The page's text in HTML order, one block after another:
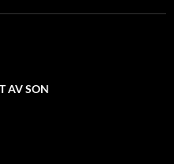
AV SON